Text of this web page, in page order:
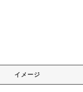
イメージ